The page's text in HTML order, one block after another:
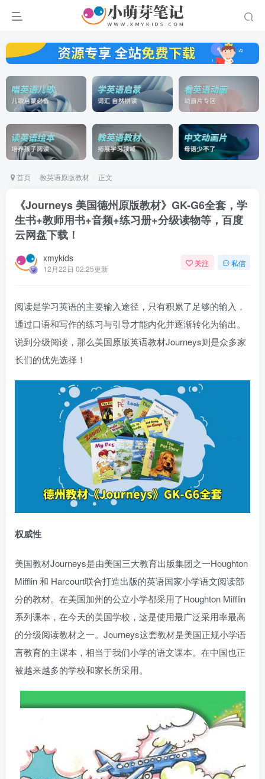
首页 教英语原版教材 正文
《Journeys 美国德州原版教材》GK-G6全套，学
生书+教师用书+音频+练习册+分级读物等，百度
云网盘下载！
xmykids
12月22日 02:25更新
关注 私信
阅读是学习英语的主要输入途径，只有积累了足够的输入，
通过口语和写作的练习与引导才能内化并逐渐转化为输出。
说到分级阅读，那么美国原版英语教材Journeys则是众多家
长们的优先选择！
权威性
美国教材Journeys是由美国三大教育出版集团之一Houghton
Mifflin 和 Harcourt联合打造出版的英语国家小学语文阅读部
分的教材。在美国加州的公立小学都采用了Houghton Mifflin
系列课本，在今天的美国学校，这是使用最广泛采用率最高
的分级阅读教材之一。Journeys这套教材是美国正规小学语
言教育的主课本，相当于我们小学的语文课本。在中国也正
被越来越多的学校和家长所采用。